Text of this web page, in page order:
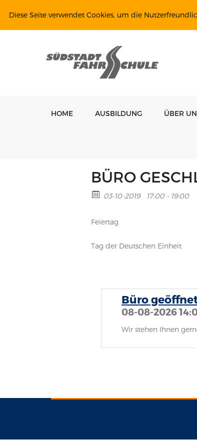
HOME AUSBILDUNG ÜBER
BÜRO
03-10-2019 17:00 - 19:00
Feiertag
Tag der Deutschen Einheit
Büro
08-08-2026
Wir stehen Ihnen
Diese Seite verwendet Cookies, um die